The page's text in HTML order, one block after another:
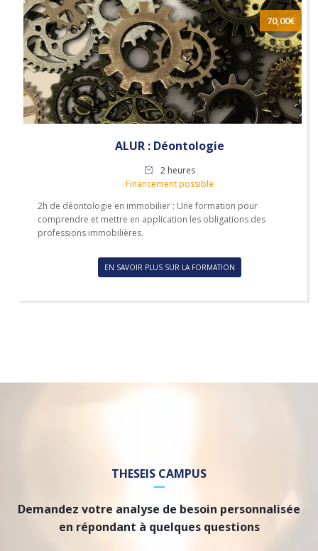
70,00€
ALUR : Déontologie
2 heures
Financement possible
2h de déontologie en immobilier : Une formation pour
comprendre et mettre en application les obligations des
professions immobilières.
EN SAVOIR PLUS SUR LA FORMATION
THESEIS CAMPUS
Demandez votre analyse de besoin personnalisée
en répondant à quelques questions